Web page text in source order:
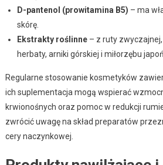
D-pantenol (prowitamina B5) – ma
skórę.
Ekstrakty roślinne– z ruty
herbaty, arniki górskiej i miłorzębu
Regularne stosowanie kosmetyków
ich suplementacja mogą wspierać
krwionośnych oraz pomoc w redukcji
zwrócić uwagę na skład preparatów
cery naczynkowej.